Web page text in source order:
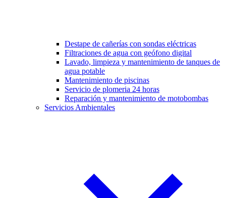
Destape de cañerías con sondas eléctricas
Filtraciones de agua con geófono digital
Lavado, limpieza y mantenimiento de tanques de
agua potable
Mantenimiento de piscinas
Servicio de plomeria 24 horas
Reparación y mantenimiento de motobombas
Servicios Ambientales